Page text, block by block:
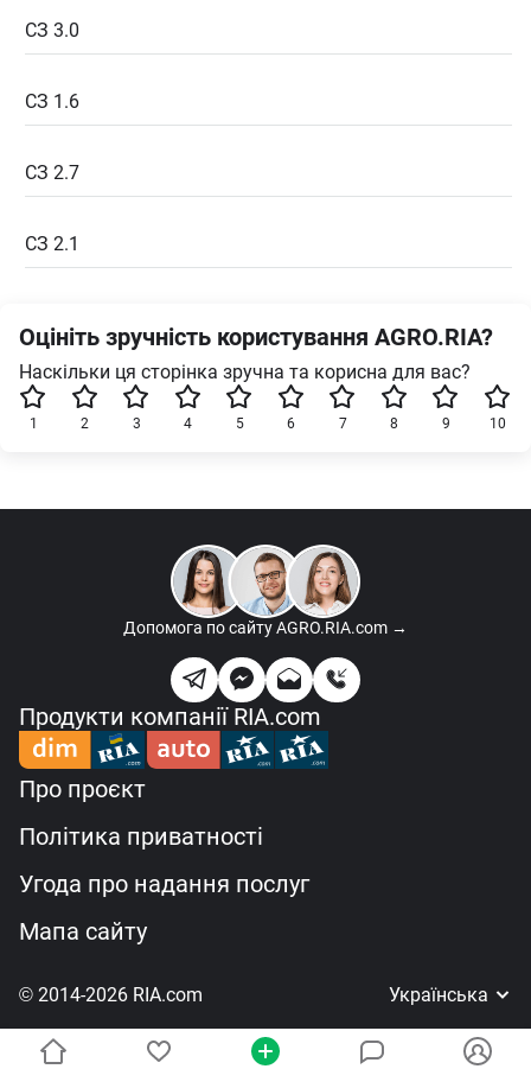
СЗ 3.0
СЗ 1.6
СЗ 2.7
СЗ 2.1
Оцініть зручність користування AGRO.RIA?
Наскільки ця сторінка зручна та корисна для вас?
10
9
8
7
6
5
4
3
2
1
Допомога по сайтуAGRO.RIA.com →
Продукти компанії RIA.com
Про проєкт
Політика приватності
Угода про надання послуг
Мапа сайту
© 2014-2026 RIA.com Українська